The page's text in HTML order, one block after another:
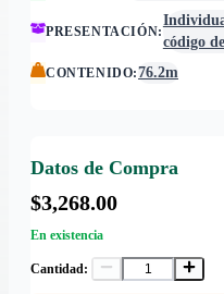
PRESENTACIÓN:
código
CONTENIDO:76.2m
Datos de Compra
$3,268.00
En existencia
Cantidad: